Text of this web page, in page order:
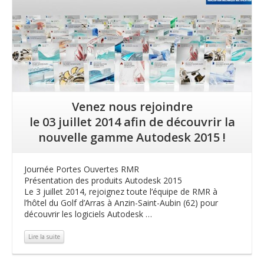
Venez nous rejoindre
le 03 juillet 2014 afin de découvrir la
nouvelle gamme Autodesk 2015 !
Journée Portes Ouvertes RMR
Présentation des produits Autodesk 2015
Le 3 juillet 2014, rejoignez toute l’équipe de RMR à
l’hôtel du Golf d’Arras à Anzin-Saint-Aubin (62) pour
découvrir les logiciels Autodesk …
Lire la suite